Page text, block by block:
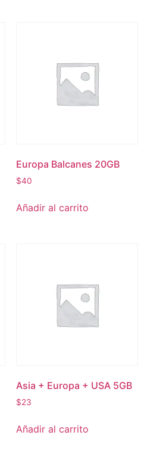
Europa Balcanes 20GB
$40
Añadir al carrito
Asia + Europa + USA 5GB
$23
Añadir al carrito